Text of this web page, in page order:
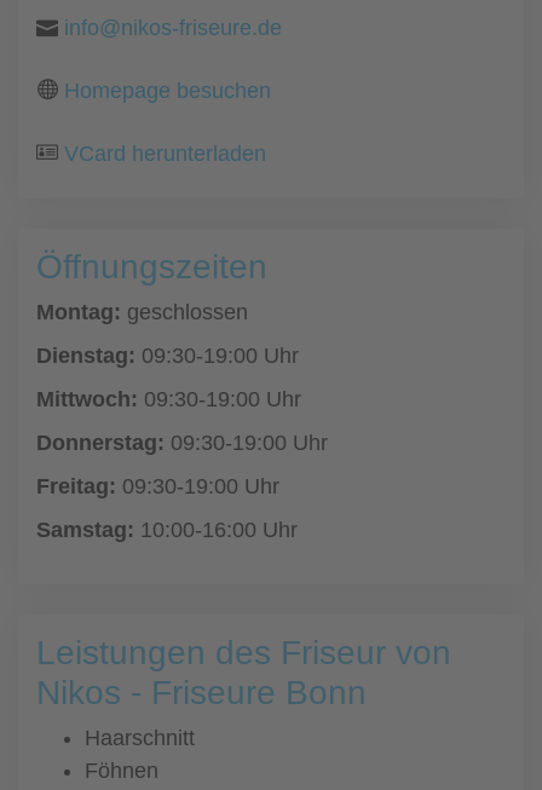
info@nikos-friseure.de
Homepage besuchen
VCard herunterladen
Öffnungszeiten
Montag: geschlossen
Dienstag: 09:30-19:00 Uhr
Mittwoch: 09:30-19:00 Uhr
Donnerstag: 09:30-19:00 Uhr
Freitag: 09:30-19:00 Uhr
Samstag: 10:00-16:00 Uhr
Leistungen des Friseur von
Nikos - Friseure Bonn
Haarschnitt
Föhnen